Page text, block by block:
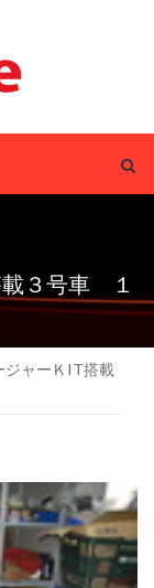
載３号車 １
ジャーＫIT搭載